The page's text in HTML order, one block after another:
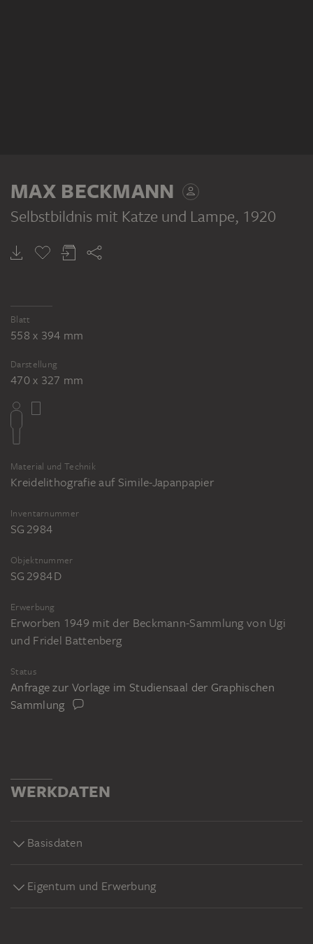
MAX BECKMANN
Selbstbildnis mit Katze und Lampe, 1920
Blatt
558 x 394 mm
Darstellung
470 x 327 mm
Material und Technik
Kreidelithografie auf Simile-Japanpapier
Inventarnummer
SG 2984
Objektnummer
SG 2984 D
Erwerbung
Erworben 1949 mit der Beckmann-Sammlung von Ugi
und Fridel Battenberg
Status
Anfrage zur Vorlage im Studiensaal der Graphischen
Sammlung
WERKDATEN
Basisdaten
Eigentum und Erwerbung